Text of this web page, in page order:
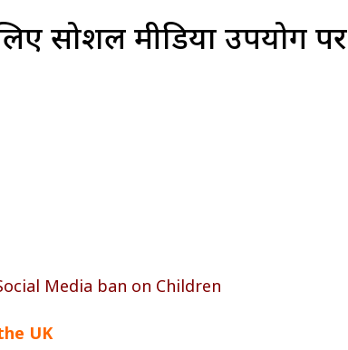
सोशल मीडिया उपयोग पर
Media ban on Children
UK